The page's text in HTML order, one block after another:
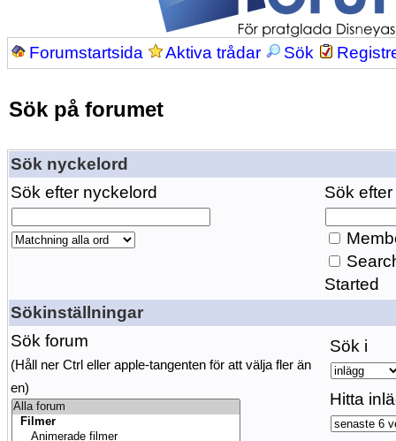
Forumstartsida Aktiva trådar Sök
Sök på forumet
Sök nyckelord
Sök efter nyckelord
Sök
Started
Sökinställningar
Sök forum
(Håll ner Ctrl eller apple-tangenten för att välja fler än
en)
Sök i
Hitta